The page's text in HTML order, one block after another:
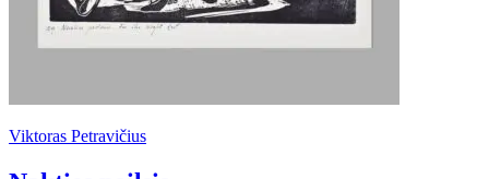
Viktoras Petravičius